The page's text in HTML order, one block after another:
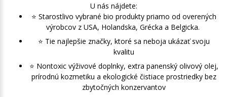
U nás nájdete:
⭐️ Starostlivo vybrané bio produkty priamo od overených
výrobcov z USA, Holandska, Grécka a Belgicka.
⭐️ Tie najlepšie značky, ktoré sa neboja ukázať svoju
kvalitu
⭐️ Nontoxic výživové doplnky, extra panenský olivový olej,
prírodnú kozmetiku a ekologické čistiace prostriedky bez
zbytočných konzervantov